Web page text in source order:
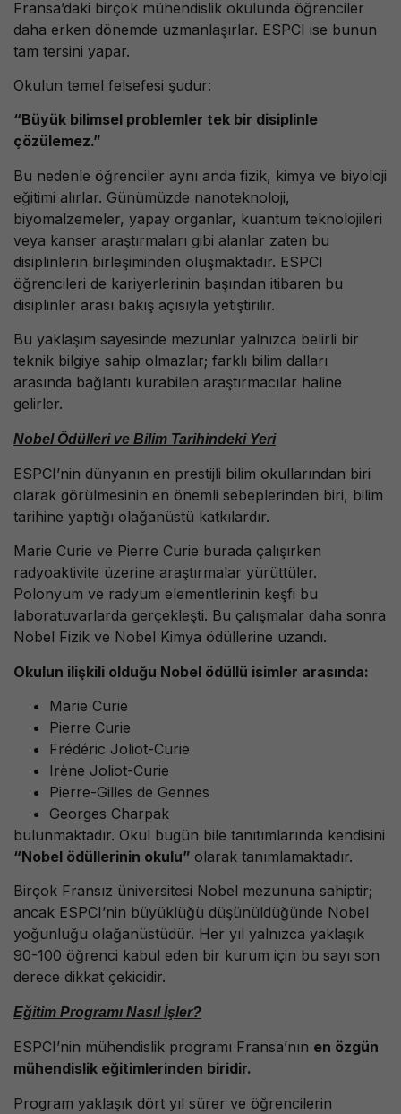
Fransa’daki birçok mühendislik okulunda öğrenciler
daha erken dönemde uzmanlaşırlar. ESPCI ise bunun
tam tersini yapar.
Okulun temel felsefesi şudur:
“Büyük bilimsel problemler tek bir disiplinle
çözülemez.”
Bu nedenle öğrenciler aynı anda fizik, kimya ve biyoloji
eğitimi alırlar. Günümüzde nanoteknoloji,
biyomalzemeler, yapay organlar, kuantum teknolojileri
veya kanser araştırmaları gibi alanlar zaten bu
disiplinlerin birleşiminden oluşmaktadır. ESPCI
öğrencileri de kariyerlerinin başından itibaren bu
disiplinler arası bakış açısıyla yetiştirilir.
Bu yaklaşım sayesinde mezunlar yalnızca belirli bir
teknik bilgiye sahip olmazlar; farklı bilim dalları
arasında bağlantı kurabilen araştırmacılar haline
gelirler.
Nobel Ödülleri ve Bilim Tarihindeki Yeri
ESPCI’nin dünyanın en prestijli bilim okullarından biri
olarak görülmesinin en önemli sebeplerinden biri, bilim
tarihine yaptığı olağanüstü katkılardır.
Marie Curie ve Pierre Curie burada çalışırken
radyoaktivite üzerine araştırmalar yürüttüler.
Polonyum ve radyum elementlerinin keşfi bu
laboratuvarlarda gerçekleşti. Bu çalışmalar daha sonra
Nobel Fizik ve Nobel Kimya ödüllerine uzandı.
Okulun ilişkili olduğu Nobel ödüllü isimler arasında:
Marie Curie
Pierre Curie
Frédéric Joliot-Curie
Irène Joliot-Curie
Pierre-Gilles de Gennes
Georges Charpak
bulunmaktadır. Okul bugün bile tanıtımlarında kendisini
“Nobel ödüllerinin okulu” olarak tanımlamaktadır.
Birçok Fransız üniversitesi Nobel mezununa sahiptir;
ancak ESPCI’nin büyüklüğü düşünüldüğünde Nobel
yoğunluğu olağanüstüdür. Her yıl yalnızca yaklaşık
90-100 öğrenci kabul eden bir kurum için bu sayı son
derece dikkat çekicidir.
Eğitim Programı Nasıl İşler?
ESPCI’nin mühendislik programı Fransa’nın en özgün
mühendislik eğitimlerinden biridir.
Program yaklaşık dört yıl sürer ve öğrencilerin